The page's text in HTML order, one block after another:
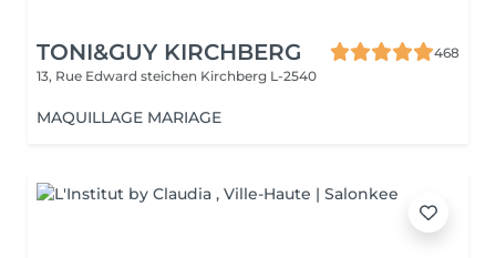
TONI&GUY KIRCHBERG
468
13, Rue Edward steichen Kirchberg L-2540
MAQUILLAGE MARIAGE